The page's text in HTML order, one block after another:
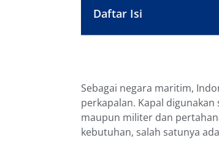
Daftar Isi
Sebagai negara maritim,
perkapalan. Kapal
maupun militer dan
kebutuhan, salah satunya